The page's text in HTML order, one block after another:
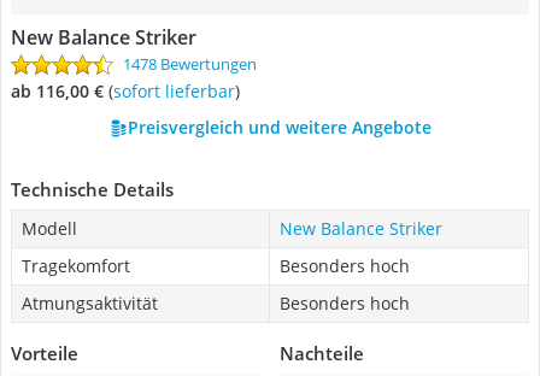
New Balance Striker
1478 Bewertungen
ab 116,00 € ( Sofort lieferbar)
Preisvergleich und weitere Angebote
Technische Details
Modell
New Balance Striker
Tragekomfort
Besonders hoch
Atmungsaktivität
Besonders hoch
Vorteile Nachteile